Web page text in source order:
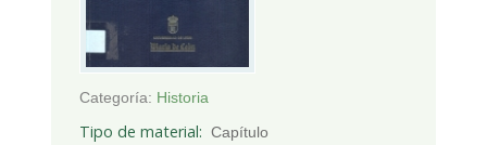
Categoría: Historia
Tipo de material Capítulo